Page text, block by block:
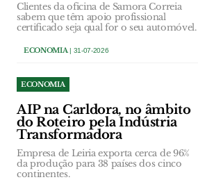
Clientes da oficina de Samora Correia
sabem que têm apoio profissional
certificado seja qual for o seu automóvel.
ECONOMIA| 31-07-2026
ECONOMIA
AIP na Carldora, no âmbito
do Roteiro pela Indústria
Transformadora
Empresa de Leiria exporta cerca de 96%
da produção para 38 países dos cinco
continentes.